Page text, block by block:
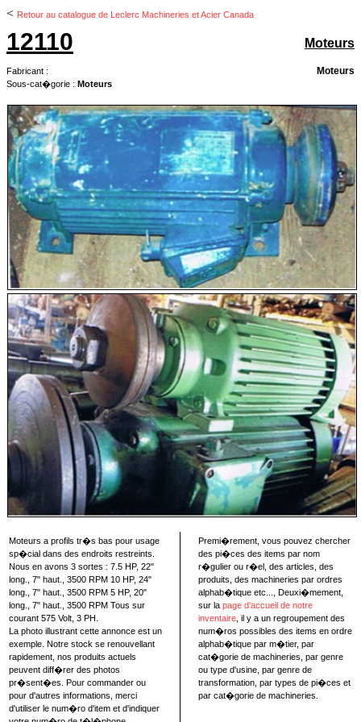
< Retour au catalogue de Leclerc Machineries et Acier Canada
12110
Fabricant :
Sous-cat�gorie : Moteurs
Moteurs
Moteurs
Moteurs a profils tr�s bas pour usage
sp�cial dans des endroits restreints.
Nous en avons 3 sortes : 7.5 HP, 22"
long., 7" haut., 3500 RPM 10 HP, 24"
long., 7" haut., 3500 RPM 5 HP, 20"
long., 7" haut., 3500 RPM Tous sur
courant 575 Volt, 3 PH.
La photo illustrant cette annonce est un
exemple. Notre stock se renouvellant
rapidement, nos produits actuels
peuvent diff�rer des photos
pr�sent�es. Pour commander ou
pour d'autres informations, merci
d'utiliser le num�ro d'item et d'indiquer
Premi�rement, vous pouvez chercher
des pi�ces des items par nom
r�gulier ou r�el, des articles, des
produits, des machineries par ordres
alphab�tique etc..., Deuxi�mement,
sur la page d'accueil de notre
inventaire , il y a un regroupement des
num�ros possibles des items en ordre
alphab�tique par m�tier, par
cat�gorie de machineries, par genre
ou type d'usine, par genre de
transformation, par types de pi�ces et
par cat�gorie de machineries.